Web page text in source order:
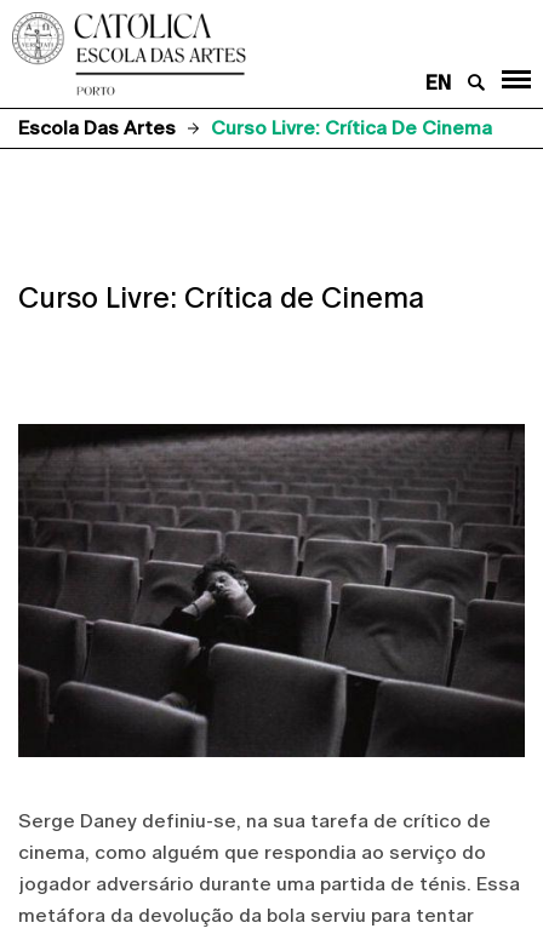
EN
Escola Das Artes
Curso Livre: Crítica De Cinema
Curso Livre: Crítica de Cinema
Serge Daney definiu-se, na sua tarefa de crítico de
cinema, como alguém que respondia ao serviço do
jogador adversário durante uma partida de ténis. Essa
metáfora da devolução da bola serviu para tentar